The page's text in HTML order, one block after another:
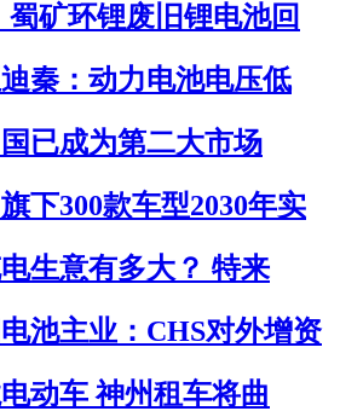
蜀矿环锂废旧锂电池回
秦：动力电池电压低
已成为第二大市场
下300款车型2030年实
生意有多大？ 特来
池主业：CHS对外增资
动车 神州租车将曲